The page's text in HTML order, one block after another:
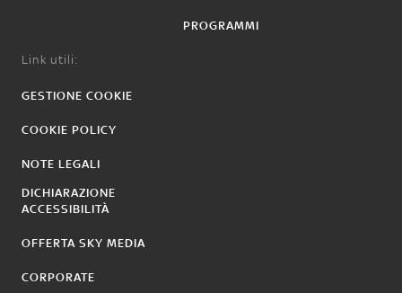
PROGRAMMI
Link utili:
GESTIONE COOKIE
COOKIE POLICY
NOTE LEGALI
DICHIARAZIONE
ACCESSIBILITÀ
OFFERTA SKY MEDIA
CORPORATE